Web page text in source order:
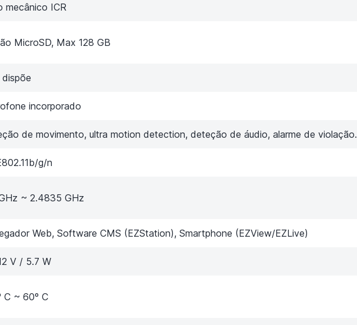
mecânico ICR
MicroSD, Max 128 GB
incorporado
de movimento, ultra motion detection, deteção de áudio, alarme de violação.
g/n
~ 2.4835 GHz
Web, Software CMS (EZStation), Smartphone (EZView/EZLive)
V / 5.7 W
C ~ 60º C